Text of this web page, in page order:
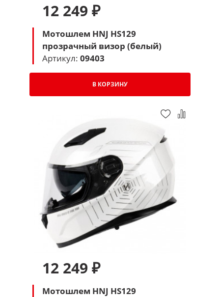
12 249 ₽
Мотошлем HNJ HS129
прозрачный визор (белый)
Артикул: 09403
В КОРЗИНУ
12 249 ₽
Мотошлем HNJ HS129